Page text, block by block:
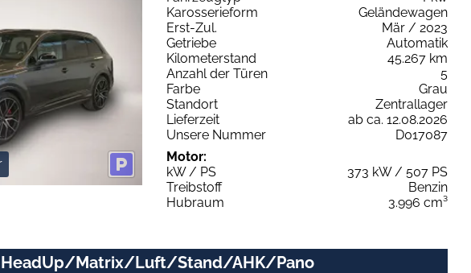
Karosserieform
Geländewagen
Erst-Zul.
Mär / 2023
Getriebe
Automatik
Kilometerstand
45.267 km
Anzahl der Türen
5
Farbe
Grau
Standort
Zentrallager
Lieferzeit
ab ca. 12.08.2026
Unsere Nummer
D017087
Motor:
kW / PS
373 kW / 507 PS
Treibstoff
Benzin
Hubraum
3.996 cm³
HeadUp/Matrix/Luft/Stand/AHK/Pano